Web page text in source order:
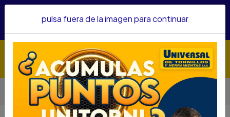
confianza&nbsp;Recibe un KIT PARRILLERO por compras
Herramientas Herramienta Manual
Cortadoras
CORTABALDOSA WOLFOX 24" 600MM WF0143
pulsa fuera de la imagen para continuar